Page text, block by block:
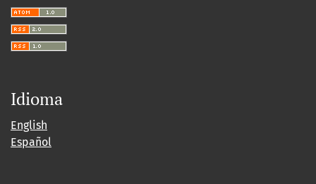
Idioma
English
Español